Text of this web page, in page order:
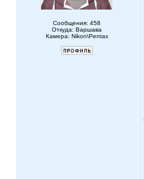
Сообщения: 458
Откуда: Варшава
Камера: Nikon\Pentax